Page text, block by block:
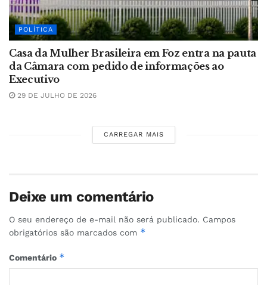
POLÍTICA
Casa da Mulher Brasileira em Foz entra na pauta
da Câmara com pedido de informações ao
Executivo
29 DE JULHO DE 2026
CARREGAR MAIS
Deixe um comentário
O seu endereço de e-mail não será publicado. Campos
obrigatórios são marcados com *
Comentário *